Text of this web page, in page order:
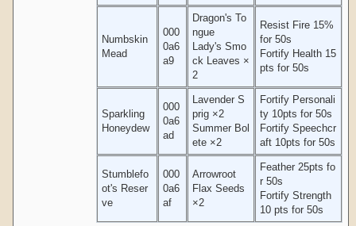
Numbskin
Mead
000
0a6
a9
Dragon's To
ngue
Lady's Smo
ck Leaves ×
2
Resist Fire 15%
for 50s
Fortify Health 15
pts for 50s
Sparkling
Honeydew
000
0a6
ad
Lavender S
prig ×2
Summer Bol
ete ×2
Fortify Personali
ty 10pts for 50s
Fortify Speechcr
aft 10pts for 50s
Stumblefo
ot's Reser
ve
000
0a6
af
Arrowroot
Flax Seeds
×2
Feather 25pts fo
r 50s
Fortify Strength
10 pts for 50s